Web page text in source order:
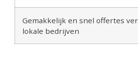
Gemakkelijk en snel offertes
lokale bedrijven